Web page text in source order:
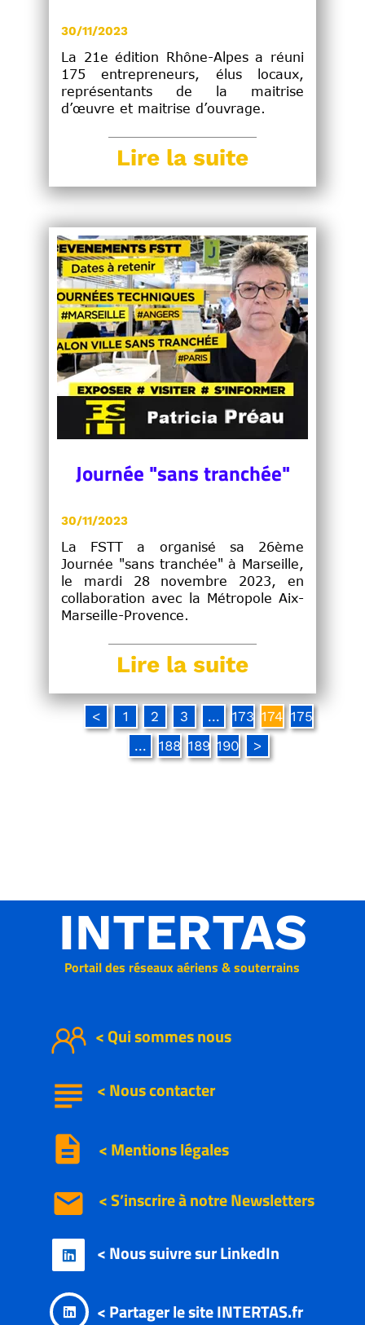
description
subject
email
INTERTAS
<Nouscontacter
< Nous suivre sur LinkedIn
< Qui sommes nous
< S’inscrire à notreNewsletters
< Mentions légales
Portail des réseaux aériens & souterrains
< Partager le site INTERTAS.fr


30/11/2023
La 21e édition Rhône-Alpes a réuni
175 entrepreneurs, élus locaux,
représentants de la maitrise
d’œuvre et maitrise d’ouvrage.
Lire la suite
Journée "sans tranchée"
30/11/2023
La FSTT a organisé sa 26ème
Journée "sans tranchée" à Marseille,
le mardi 28 novembre 2023, en
collaboration avec la Métropole Aix-
Marseille-Provence.
Lire la suite
< 1 2 3 ... 173 174 175
...
188 189 190 >